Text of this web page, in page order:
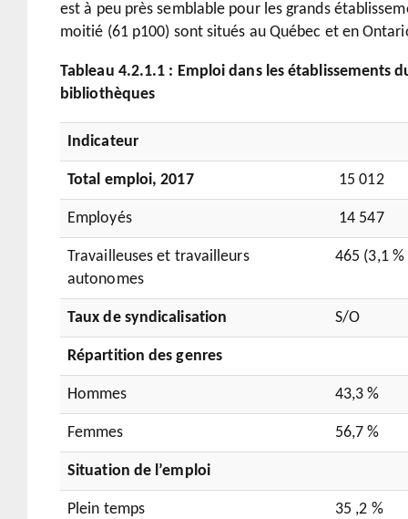
est à peu près semblable pour les grands
moitié (61 p100) sont situés au Québec et en
Tableau 4.2.1.1 : Emploi dans les établissements
bibliothèques
Indicateur
Total emploi, 2017 15 012
Employés 14 547
Travailleuses et travailleurs
autonomes
465 (3,1
Taux de syndicalisation S/O
Répartition des genres
Hommes 43,3 %
Femmes 56,7 %
Situation de l’emploi
Plein temps 35 ,2 %